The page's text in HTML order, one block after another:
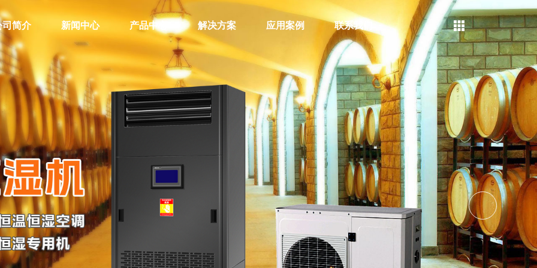
司简介 新闻中心 产品中心 解决方案 应用案例 联系我们